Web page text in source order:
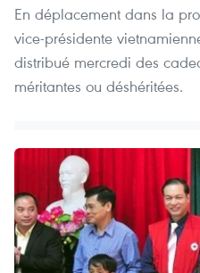
En déplacement dans la
vice-présidente
distribué mercredi des
méritantes ou déshéritées.